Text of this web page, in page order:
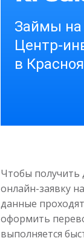
Чтобы получить
онлайн-заявку
данные
оформить
выполняется